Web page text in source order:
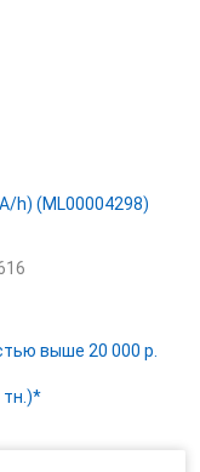
выше 20 000 р.
тн.)*